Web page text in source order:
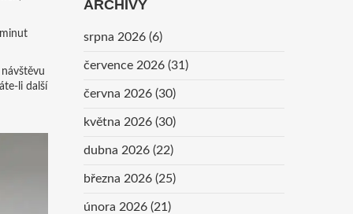
li další
ARCHIVY
srpna 2026 (6)
července 2026 (31)
června 2026 (30)
května 2026 (30)
dubna 2026 (22)
března 2026 (25)
února 2026 (21)